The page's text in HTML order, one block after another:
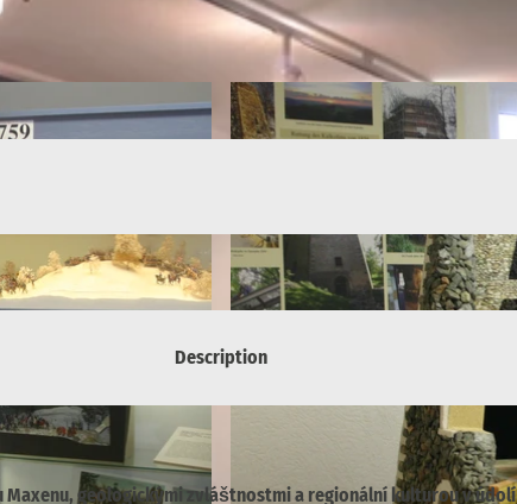
Description
geologickými zvláštnostmi a regionální kulturou v údolí